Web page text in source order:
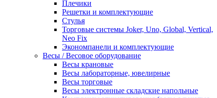
Плечики
Решетки и комплектующие
Стулья
Торговые системы Joker, Uno, Global, Vertical,
Neo Fix
Экономпанели и комплектующие
Весы / Весовое оборудование
Весы крановые
Весы лабораторные, ювелирные
Весы торговые
Весы электронные складские напольные